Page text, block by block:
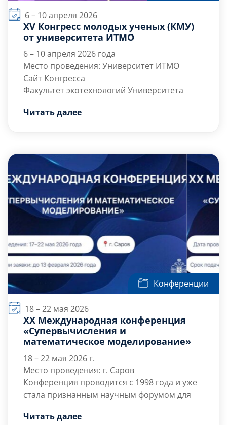
6 – 10 апреля 2026
XV Конгресс молодых ученых (КМУ)
от университета ИТМО
6 – 10 апреля 2026 года
Место проведения: Университет ИТМО
Сайт Конгресса
Факультет экотехнологий Университета
научным дискуссиям на подсекциях
Представить свой вуз и научные
работы.
Принять участие в лекциях, экскурсиях,
тренингах.
Публикация тезисов в сборнике трудов
(РИНЦ).
Лучшие доклады рекомендуются к
публикации в журналах из […]
Читать далее
Конференции
18 – 22 мая 2026
XX Международная конференция
«Супервычисления и
математическое моделирование»
18 – 22 мая 2026 г.
Место проведения: г. Саров
Конференция проводится с 1998 года и уже
стала признанным научным форумом для
перспективных вопросов математического
Читать далее